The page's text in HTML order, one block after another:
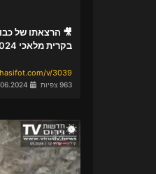
🎥 הרצאתו של
בקרית מלאכי 02-06-2024
v/3039
963 צפיות